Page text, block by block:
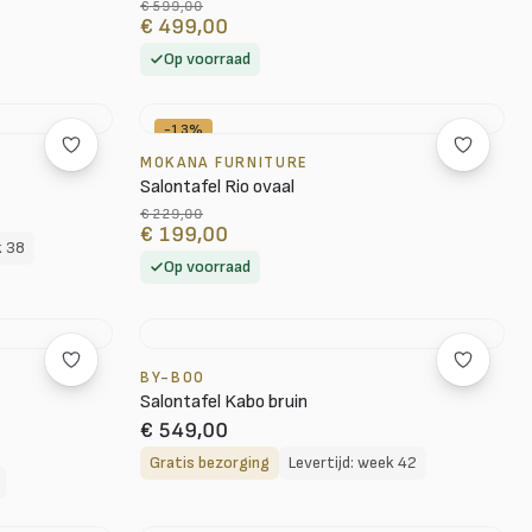
€ 599,00
€ 499,00
Op voorraad
38
-13%
MOKANA FURNITURE
Salontafel Rio ovaal
€ 229,00
€ 199,00
Op voorraad
BY-BOO
Salontafel Kabo bruin
€ 549,00
Gratis bezorging Levertijd: week 42